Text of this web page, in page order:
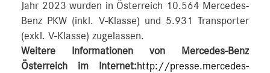
Jahr 2023 wurden in Österreich 10.564 Mercedes-
Benz PKW (inkl. V-Klasse) und 5.931 Transporter
(exkl. V-Klasse) zugelassen.
Weitere Informationen von Mercedes-Benz
Österreich im Internet:http://presse.mercedes-